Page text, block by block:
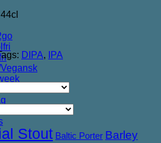
DIPA, IPA
Stout Baltic Porter Barley